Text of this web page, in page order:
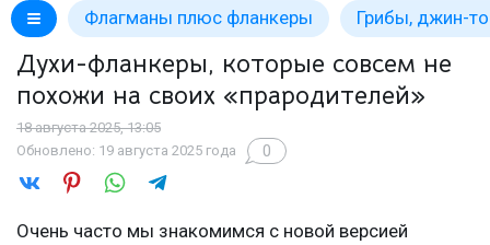
Флагманы плюс фланкеры Грибы, джин-
Духи-фланкеры, которые совсем не
похожи на своих «прародителей»
18 августа 2025, 13:05
Обновлено: 19 августа 2025 года
0
Очень часто мы знакомимся с новой версией